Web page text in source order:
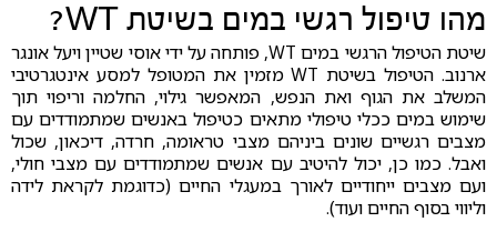
מהו טיפול רגשי במים בשיטת WT?
שיטת הטיפול הרגשי במים WT, פותחה על ידי אוסי שטיין ויעל אונגר
ארנוב. הטיפול בשיטת WT מזמין את המטופל למסע אינטגרטיבי
המשלב את הגוף ואת הנפש, המאפשר גילוי, החלמה וריפוי תוך
שימוש במים ככלי טיפולי מתאים כטיפול באנשים שמתמודדים עם
מצבים רגשיים שונים ביניהם מצבי טראומה, חרדה, דיכאון, שכול
ואבל. כמו כן, יכול להיטיב עם אנשים שמתמודדים עם מצבי חולי,
ועם מצבים ייחודיים לאורך במעגלי החיים (כדוגמת לקראת לידה
וליווי בסוף החיים ועוד).